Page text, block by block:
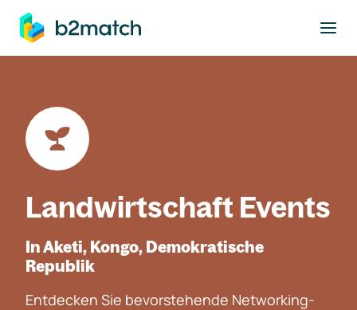
springen
Landwirtschaft Events
In Aketi, Kongo, Demokratische
Republik
Entdecken Sie bevorstehende Networking-